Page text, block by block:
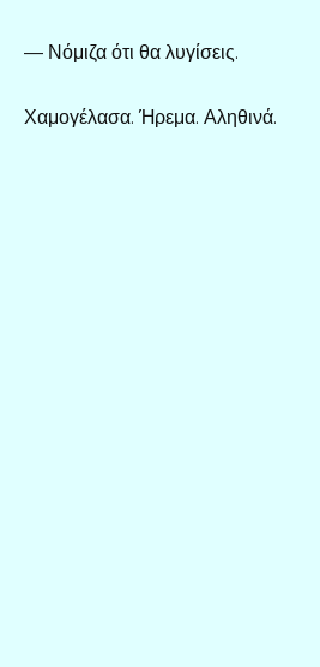
— Νόμιζα ότι θα λυγίσεις.
Χαμογέλασα. Ήρεμα. Αληθινά.